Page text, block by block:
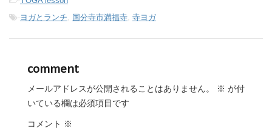
-ヨガとランチ, 国分寺市満福寺, 寺ヨガ
comment
メールアドレスが公開されることはありません。 ※ が付
いている欄は必須項目です
コメント ※